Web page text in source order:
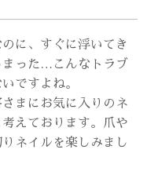
に、すぐに浮いてき
った…こんなトラブ
ですよね。
まにお気に入りのネ
えております。爪や
ネイルを楽しみまし